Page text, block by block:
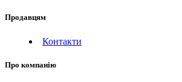
Продавцям
Контакти
Про компанію